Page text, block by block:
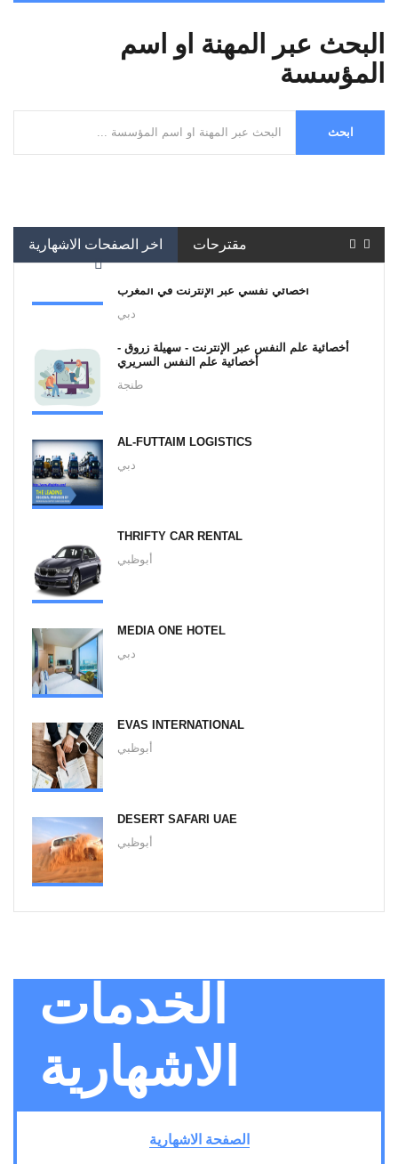
البحث عبر المهنة او اسم
المؤسسة
اخر الصفحات الاشهارية مقترحات
أخصائي نفسي عبر الإنترنت في المغرب
دبي
أخصائية علم النفس عبر الإنترنت - سهيلة زروق -
أخصائية علم النفس السريري
طنجة
AL-FUTTAIM LOGISTICS
دبي
THRIFTY CAR RENTAL
أبوظبي
MEDIA ONE HOTEL
دبي
EVAS INTERNATIONAL
أبوظبي
DESERT SAFARI UAE
أبوظبي
الخدمات
الاشهارية
الصفحة الاشهارية